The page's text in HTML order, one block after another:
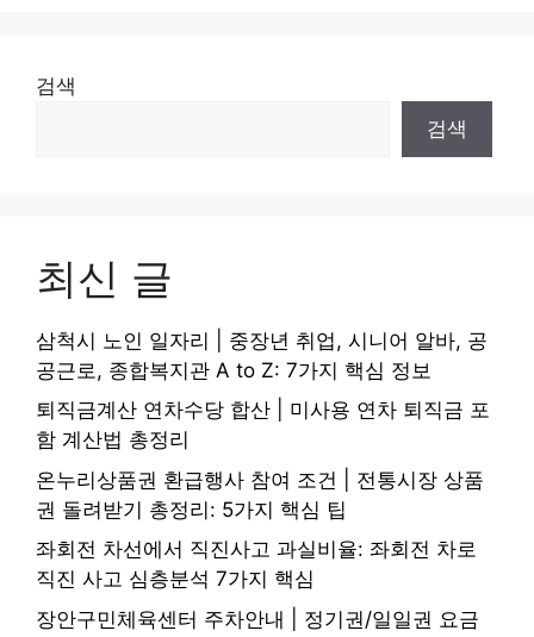
검색
검색
최신 글
삼척시 노인 일자리 | 중장년 취업, 시니어 알바, 공
공근로, 종합복지관 A to Z: 7가지 핵심 정보
퇴직금계산 연차수당 합산 | 미사용 연차 퇴직금 포
함 계산법 총정리
온누리상품권 환급행사 참여 조건 | 전통시장 상품
권 돌려받기 총정리: 5가지 핵심 팁
좌회전 차선에서 직진사고 과실비율: 좌회전 차로
직진 사고 심층분석 7가지 핵심
장안구민체육센터 주차안내 | 정기권/일일권 요금